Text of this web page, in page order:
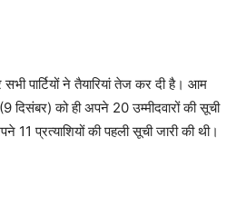
पार्टियों ने तैयारियां तेज कर दी है। आम
दिसंबर) को ही अपने 20 उम्मीदवारों की सूची
प्रत्याशियों की पहली सूची जारी की थी।